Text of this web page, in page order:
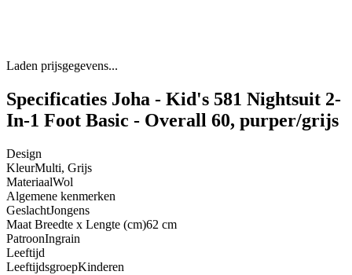
Laden prijsgegevens...
Specificaties Joha - Kid's 581 Nightsuit 2-
In-1 Foot Basic - Overall 60, purper/grijs
Design
KleurMulti, Grijs
MateriaalWol
Algemene kenmerken
GeslachtJongens
Maat Breedte x Lengte (cm)62 cm
PatroonIngrain
Leeftijd
LeeftijdsgroepKinderen